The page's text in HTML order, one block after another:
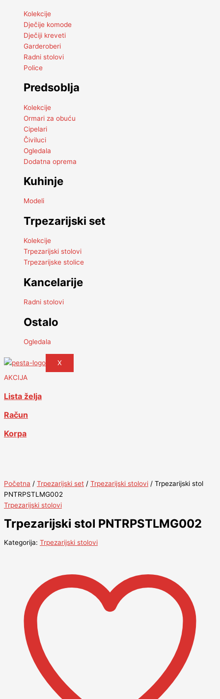
Kolekcije
Dječije komode
Dječiji kreveti
Garderoberi
Radni stolovi
Police
Predsoblja
Kolekcije
Ormari za obuću
Cipelari
Čiviluci
Ogledala
Dodatna oprema
Kuhinje
Modeli
Trpezarijski set
Kolekcije
Trpezarijski stolovi
Trpezarijske stolice
Kancelarije
Radni stolovi
Ostalo
Ogledala
X
AKCIJA
Lista želja
Račun
Korpa
Početna / Trpezarijski set / Trpezarijski stolovi / Trpezarijski stol
PNTRPSTLMG002
Trpezarijski stolovi
Trpezarijski stol PNTRPSTLMG002
Kategorija: Trpezarijski stolovi